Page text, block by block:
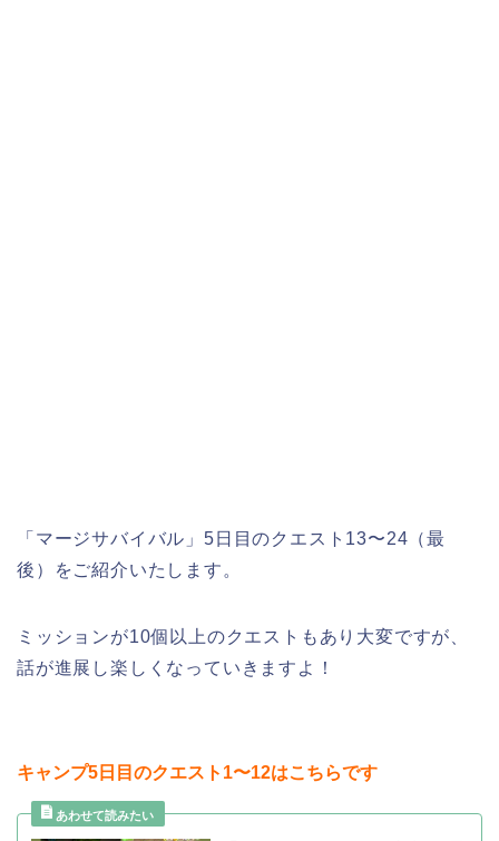
「マージサバイバル」5日目のクエスト13〜24（最
後）をご紹介いたします。
ミッションが10個以上のクエストもあり大変ですが、
話が進展し楽しくなっていきますよ！
キャンプ5日目のクエスト1〜12はこちらです